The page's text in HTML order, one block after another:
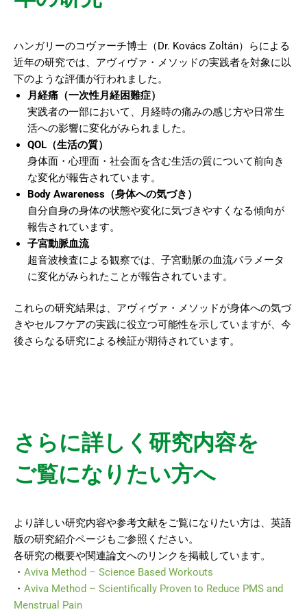
ハンガリーのコヴァーチ博士（Dr. Kovács Zoltán）らによる
近年の研究では、アヴィヴァ・メソッドの実践者を対象に以
下のような評価が行われました。
月経痛（一次性月経困難症）
実践者の一部において、月経時の痛みの感じ方や日常生
活への影響に変化がみられました。
QOL（生活の質）
身体面・心理面・社会面を含む生活の質について前向き
な変化が報告されています。
Body Awareness（身体への気づき）
自分自身の身体の状態や変化に気づきやすくなる傾向が
報告されています。
子宮動脈血流
超音波検査による観察では、子宮動脈の血流パラメータ
に変化がみられたことが報告されています。
これらの研究結果は、アヴィヴァ・メソッドが身体への気づ
きやセルフケアの実践に役立つ可能性を示していますが、今
後さらなる研究による検証が期待されています。
さらに詳しく研究内容を
ご覧になりたい方へ
より詳しい研究内容や参考文献をご覧になりたい方は、英語
版の研究紹介ページもご参照ください。
各研究の概要や関連論文へのリンクを掲載しています。
・ Aviva Method – Science Based Workouts
・ Aviva Method – Scientifically Proven to Reduce PMS and
Menstrual Pain